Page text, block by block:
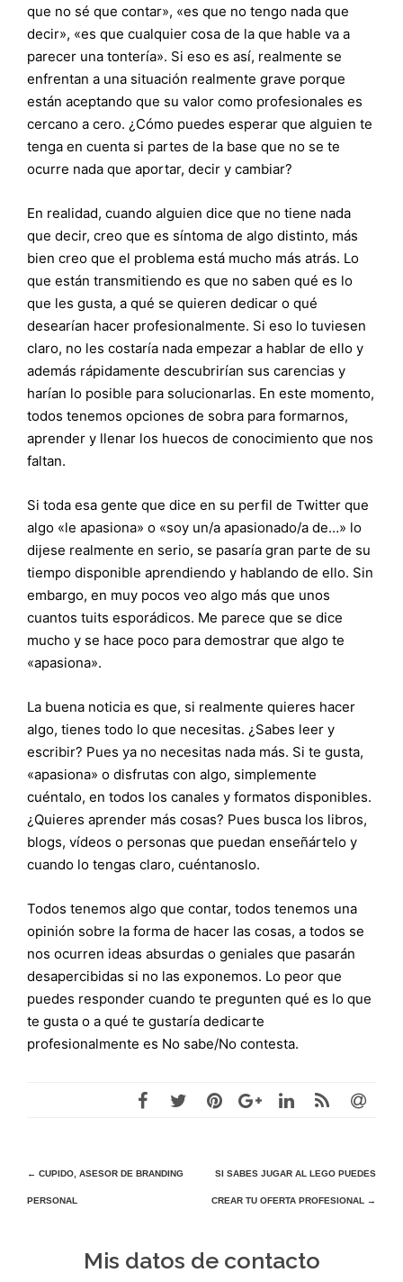
que no sé que contar», «es que no tengo nada que
decir», «es que cualquier cosa de la que hable va a
parecer una tontería». Si eso es así, realmente se
enfrentan a una situación realmente grave porque
están aceptando que su valor como profesionales es
cercano a cero. ¿Cómo puedes esperar que alguien te
tenga en cuenta si partes de la base que no se te
ocurre nada que aportar, decir y cambiar?
En realidad, cuando alguien dice que no tiene nada
que decir, creo que es síntoma de algo distinto, más
bien creo que el problema está mucho más atrás. Lo
que están transmitiendo es que no saben qué es lo
que les gusta, a qué se quieren dedicar o qué
desearían hacer profesionalmente. Si eso lo tuviesen
claro, no les costaría nada empezar a hablar de ello y
además rápidamente descubrirían sus carencias y
harían lo posible para solucionarlas. En este momento,
todos tenemos opciones de sobra para formarnos,
aprender y llenar los huecos de conocimiento que nos
faltan.
Si toda esa gente que dice en su perfil de Twitter que
algo «le apasiona» o «soy un/a apasionado/a de…» lo
dijese realmente en serio, se pasaría gran parte de su
tiempo disponible aprendiendo y hablando de ello. Sin
embargo, en muy pocos veo algo más que unos
cuantos tuits esporádicos. Me parece que se dice
mucho y se hace poco para demostrar que algo te
«apasiona».
La buena noticia es que, si realmente quieres hacer
algo, tienes todo lo que necesitas. ¿Sabes leer y
escribir? Pues ya no necesitas nada más. Si te gusta,
«apasiona» o disfrutas con algo, simplemente
cuéntalo, en todos los canales y formatos disponibles.
¿Quieres aprender más cosas? Pues busca los libros,
blogs, vídeos o personas que puedan enseñártelo y
cuando lo tengas claro, cuéntanoslo.
Todos tenemos algo que contar, todos tenemos una
opinión sobre la forma de hacer las cosas, a todos se
nos ocurren ideas absurdas o geniales que pasarán
desapercibidas si no las exponemos. Lo peor que
puedes responder cuando te pregunten qué es lo que
te gusta o a qué te gustaría dedicarte
profesionalmente es No sabe/No contesta.
Navegación
de
← CUPIDO, ASESOR DE BRANDING
PERSONAL
SI SABES JUGAR AL LEGO PUEDES
CREAR TU OFERTA PROFESIONAL →
Mis datos de contacto